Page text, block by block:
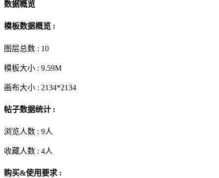
数据概览
模板数据概览 :
图层总数 : 10
模板大小 : 9.59M
画布大小 : 2134*2134
帖子数据统计 :
浏览人数 : 9人
收藏人数 : 4人
购买&使用要求 :